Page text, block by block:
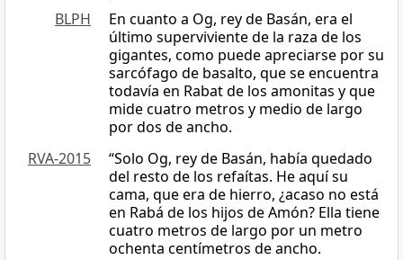
BLPH
En cuanto a Og, rey de Basán, era el
último superviviente de la raza de los
gigantes, como puede apreciarse por su
sarcófago de basalto, que se encuentra
todavía en Rabat de los amonitas y que
mide cuatro metros y medio de largo
por dos de ancho.
RVA-2015
“Solo Og, rey de Basán, había quedado
del resto de los refaítas. He aquí su
cama, que era de hierro, ¿acaso no está
en Rabá de los hijos de Amón? Ella tiene
cuatro metros de largo por un metro
ochenta centímetros de ancho.